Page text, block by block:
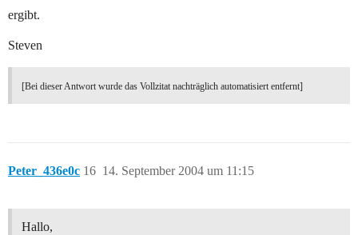
ergibt.
Steven
[Bei dieser Antwort wurde das Vollzitat nachträglich automatisiert entfernt]
Peter_436e0c 14. September 2004 um 11:15
16
Hallo,